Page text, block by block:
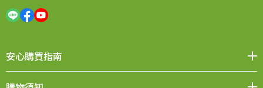
安心購買指南